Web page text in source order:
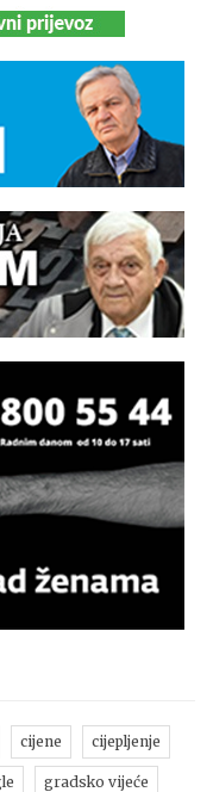
cijene cijepljenje
gradsko vijeće